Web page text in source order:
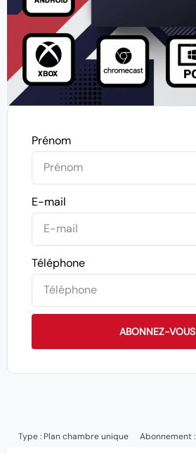
Prénom
E-mail
Téléphone
ABONNEZ-VOUS
Type : Plan chambre unique Abonnement :